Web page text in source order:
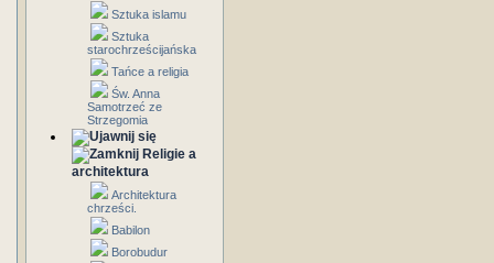
Sztuka islamu
Sztuka
starochrześcijańska
Tańce a religia
Św. Anna
Samotrzeć ze
Strzegomia
Religie a
architektura
Architektura
chrześci.
Babilon
Borobudur